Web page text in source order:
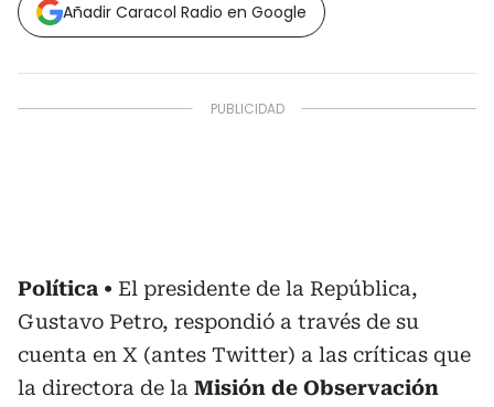
Añadir Caracol Radio en Google
Política
El presidente de la República,
Gustavo Petro, respondió a través de su
cuenta en X (antes Twitter) a las críticas que
la directora de la Misión de Observación